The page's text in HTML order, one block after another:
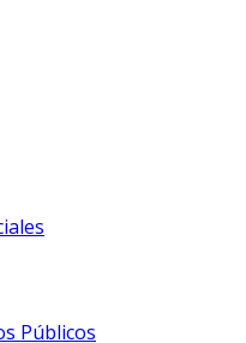
Públicos